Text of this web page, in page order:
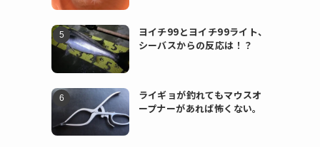
ヨイチ99とヨイチ99ライト、
シーバスからの反応は！？
ライギョが釣れてもマウスオ
ープナーがあれば怖くない。